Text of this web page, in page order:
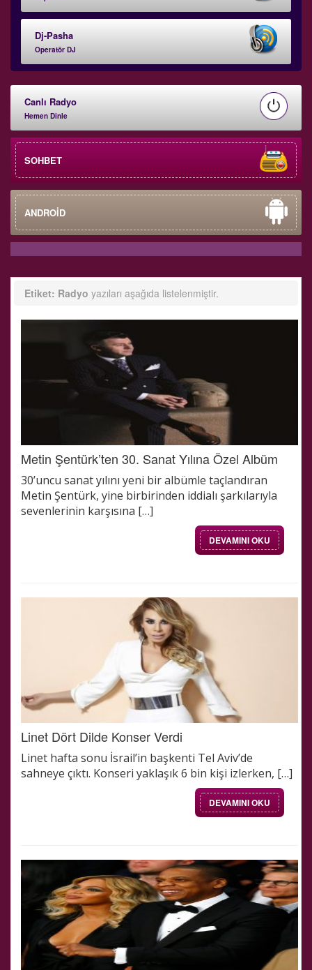
Dj-Pasha
Operatör DJ
Canlı Radyo
Hemen Dinle
SOHBET
ANDROİD
Etiket: Radyo yazıları aşağıda listelenmiştir.
Metin Şentürk’ten 30. Sanat Yılına Özel Albüm
30’uncu sanat yılını yeni bir albümle taçlandıran
Metin Şentürk, yine birbirinden iddialı şarkılarıyla
sevenlerinin karşısına […]
DEVAMINI OKU
Linet Dört Dilde Konser Verdi
Linet hafta sonu İsrail’in başkenti Tel Aviv’de
sahneye çıktı. Konseri yaklaşık 6 bin kişi izlerken, […]
DEVAMINI OKU